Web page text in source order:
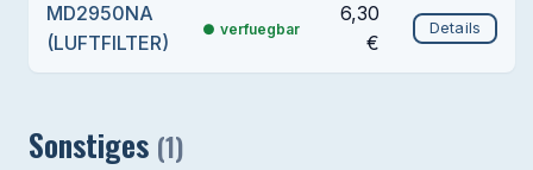
MD2950NA
(LUFTFILTER)
verfuegbar
6,30
€
Details
Sonstiges (1)